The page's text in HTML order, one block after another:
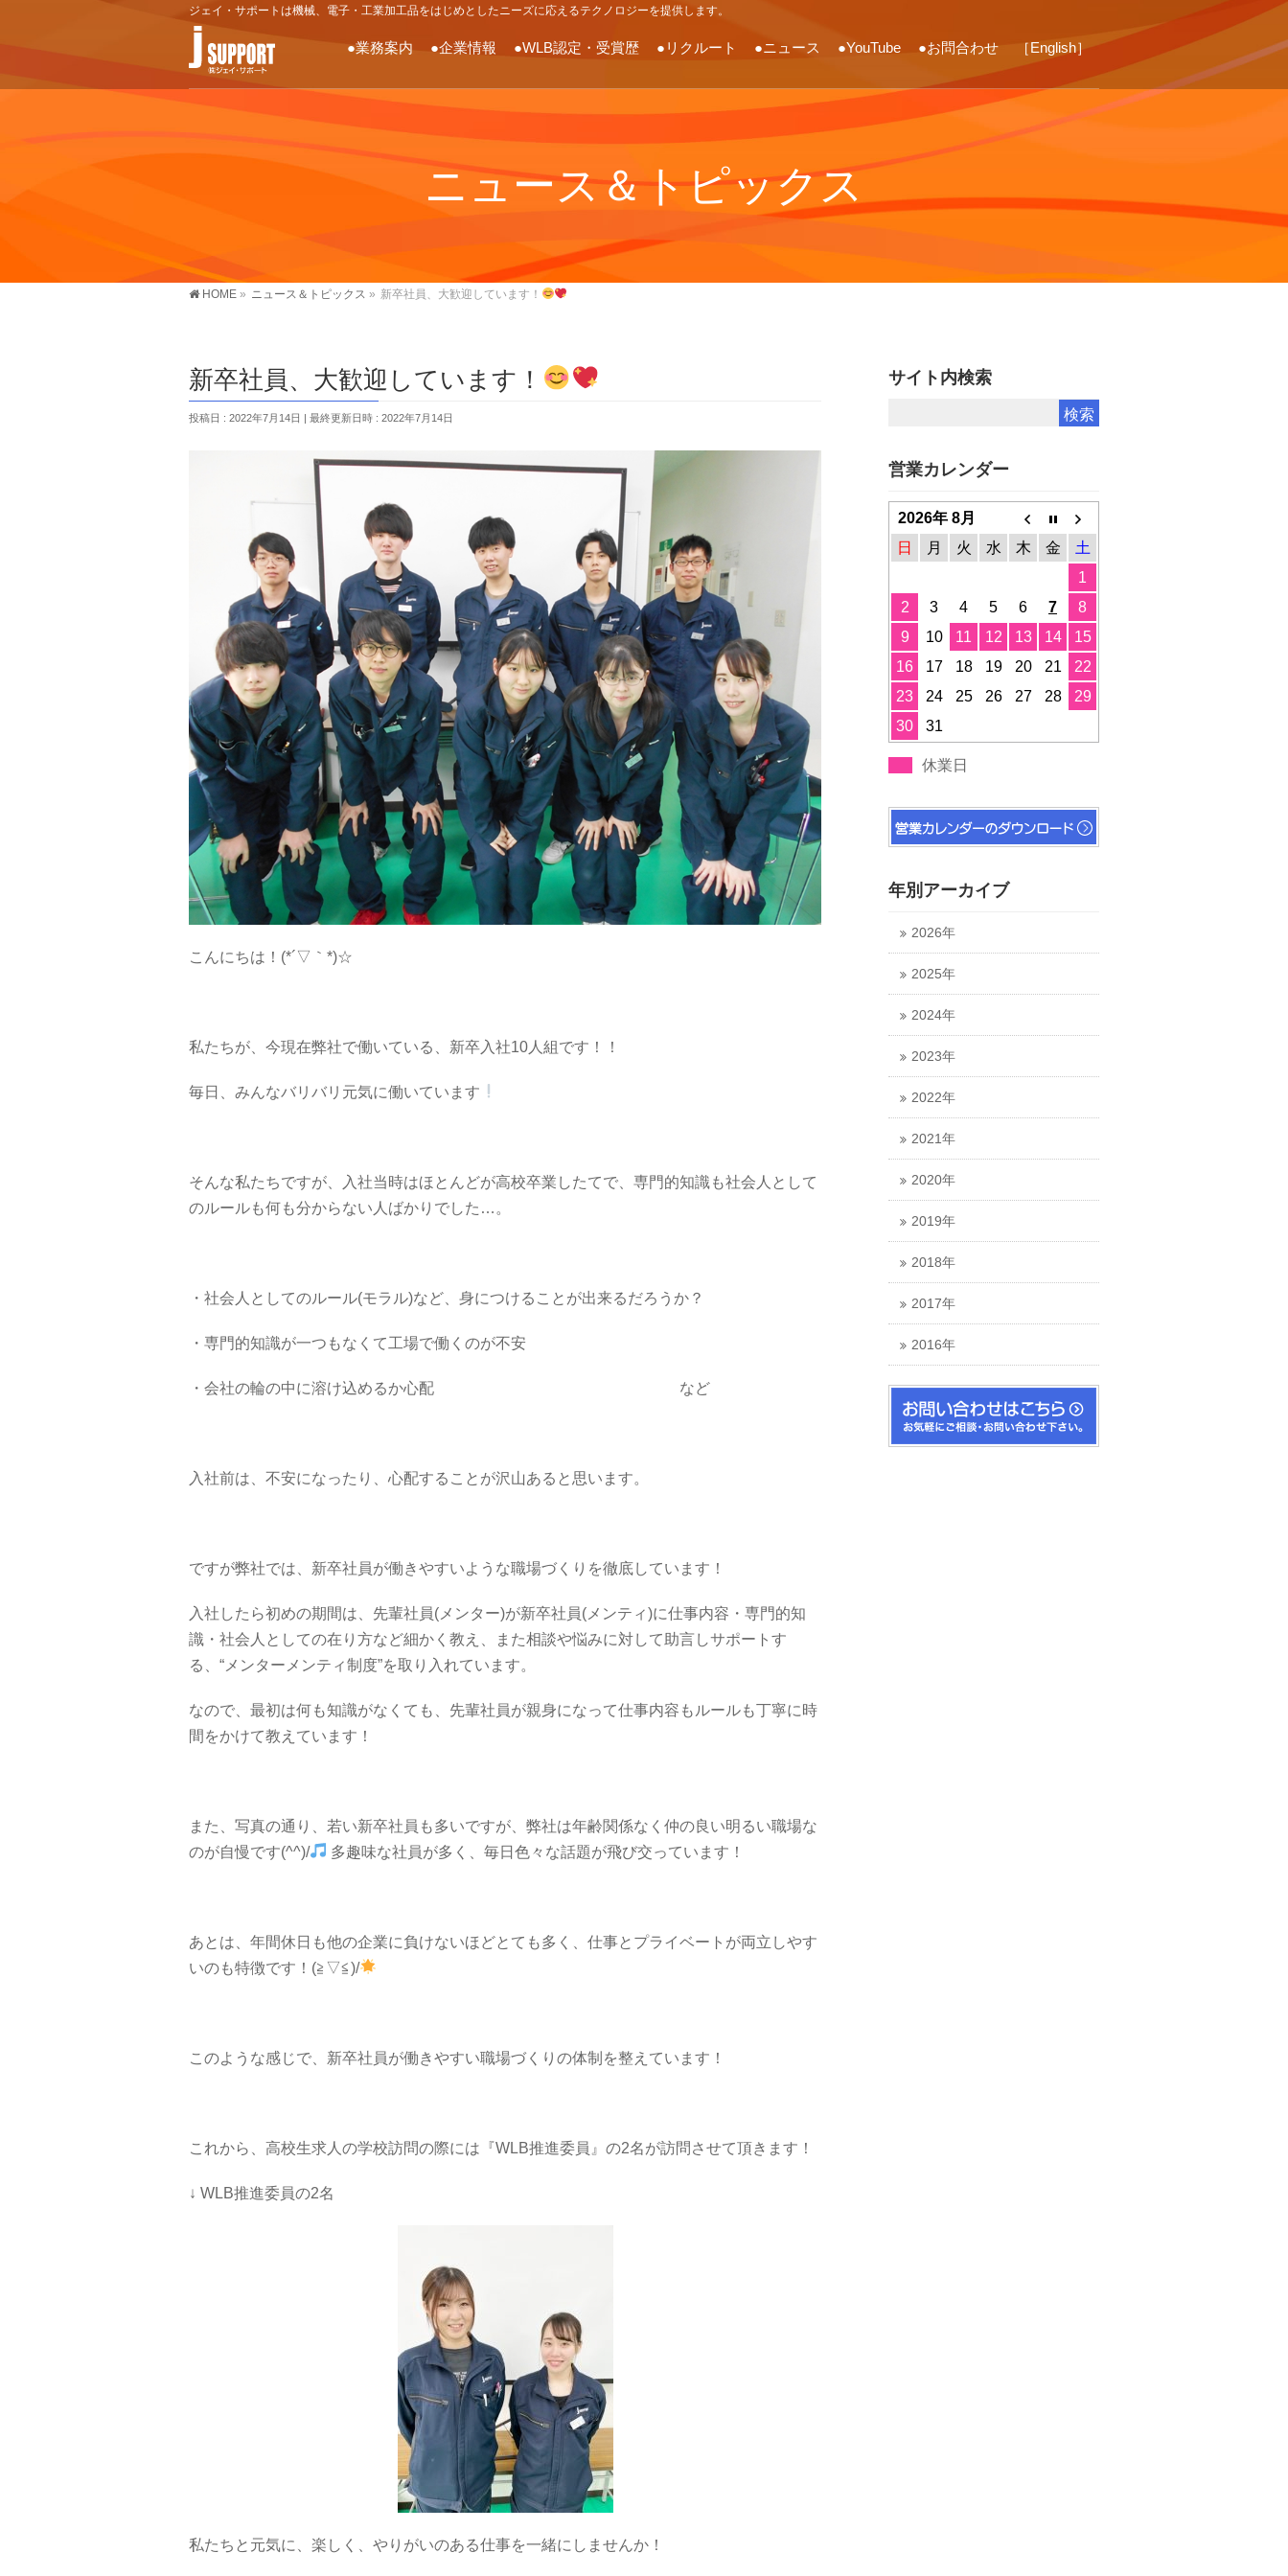
ジェイ・サポートは機械、電子・工業加工品をはじめとしたニーズに応えるテクノロジーを提供します。
●業務案内 ●企業情報 ●WLB認定・受賞歴 ●リクルート ●ニュース ●YouTube ●お問合わせ ［English］
ニュース＆トピックス
HOME » ニュース＆トピックス » 新卒社員、大歓迎しています！
新卒社員、大歓迎しています！
投稿日 : 2022年7月14日 最終更新日時 : 2022年7月14日
こんにちは！(*´▽｀*)☆
私たちが、今現在弊社で働いている、新卒入社10人組です！！
毎日、みんなバリバリ元気に働いています
そんな私たちですが、入社当時はほとんどが高校卒業したてで、専門的知識も社会人として
のルールも何も分からない人ばかりでした…。
・社会人としてのルール(モラル)など、身につけることが出来るだろうか？
・専門的知識が一つもなくて工場で働くのが不安
・会社の輪の中に溶け込めるか心配 など
入社前は、不安になったり、心配することが沢山あると思います。
ですが弊社では、新卒社員が働きやすいような職場づくりを徹底しています！
入社したら初めの期間は、先輩社員(メンター)が新卒社員(メンティ)に仕事内容・専門的知
識・社会人としての在り方など細かく教え、また相談や悩みに対して助言しサポートす
る、“メンターメンティ制度”を取り入れています。
なので、最初は何も知識がなくても、先輩社員が親身になって仕事内容もルールも丁寧に時
間をかけて教えています！
また、写真の通り、若い新卒社員も多いですが、弊社は年齢関係なく仲の良い明るい職場な
のが自慢です(^^)/
多趣味な社員が多く、毎日色々な話題が飛び交っています！
あとは、年間休日も他の企業に負けないほどとても多く、仕事とプライベートが両立しやす
いのも特徴です！(≧▽≦)/
このような感じで、新卒社員が働きやすい職場づくりの体制を整えています！
これから、高校生求人の学校訪問の際には『WLB推進委員』の2名が訪問させて頂きます！
↓ WLB推進委員の2名
私たちと元気に、楽しく、やりがいのある仕事を一緒にしませんか！
サイト内検索
営業カレンダー
2026年 8月
日
月 火 水 木 金
土
1
2
3 4 5 6 7
8
9
10 11 12 13 14
15
16
17 18 19 20 21
22
23
24 25 26 27 28
29
30
31
休業日
年別アーカイブ
2026年
2025年
2024年
2023年
2022年
2021年
2020年
2019年
2018年
2017年
2016年